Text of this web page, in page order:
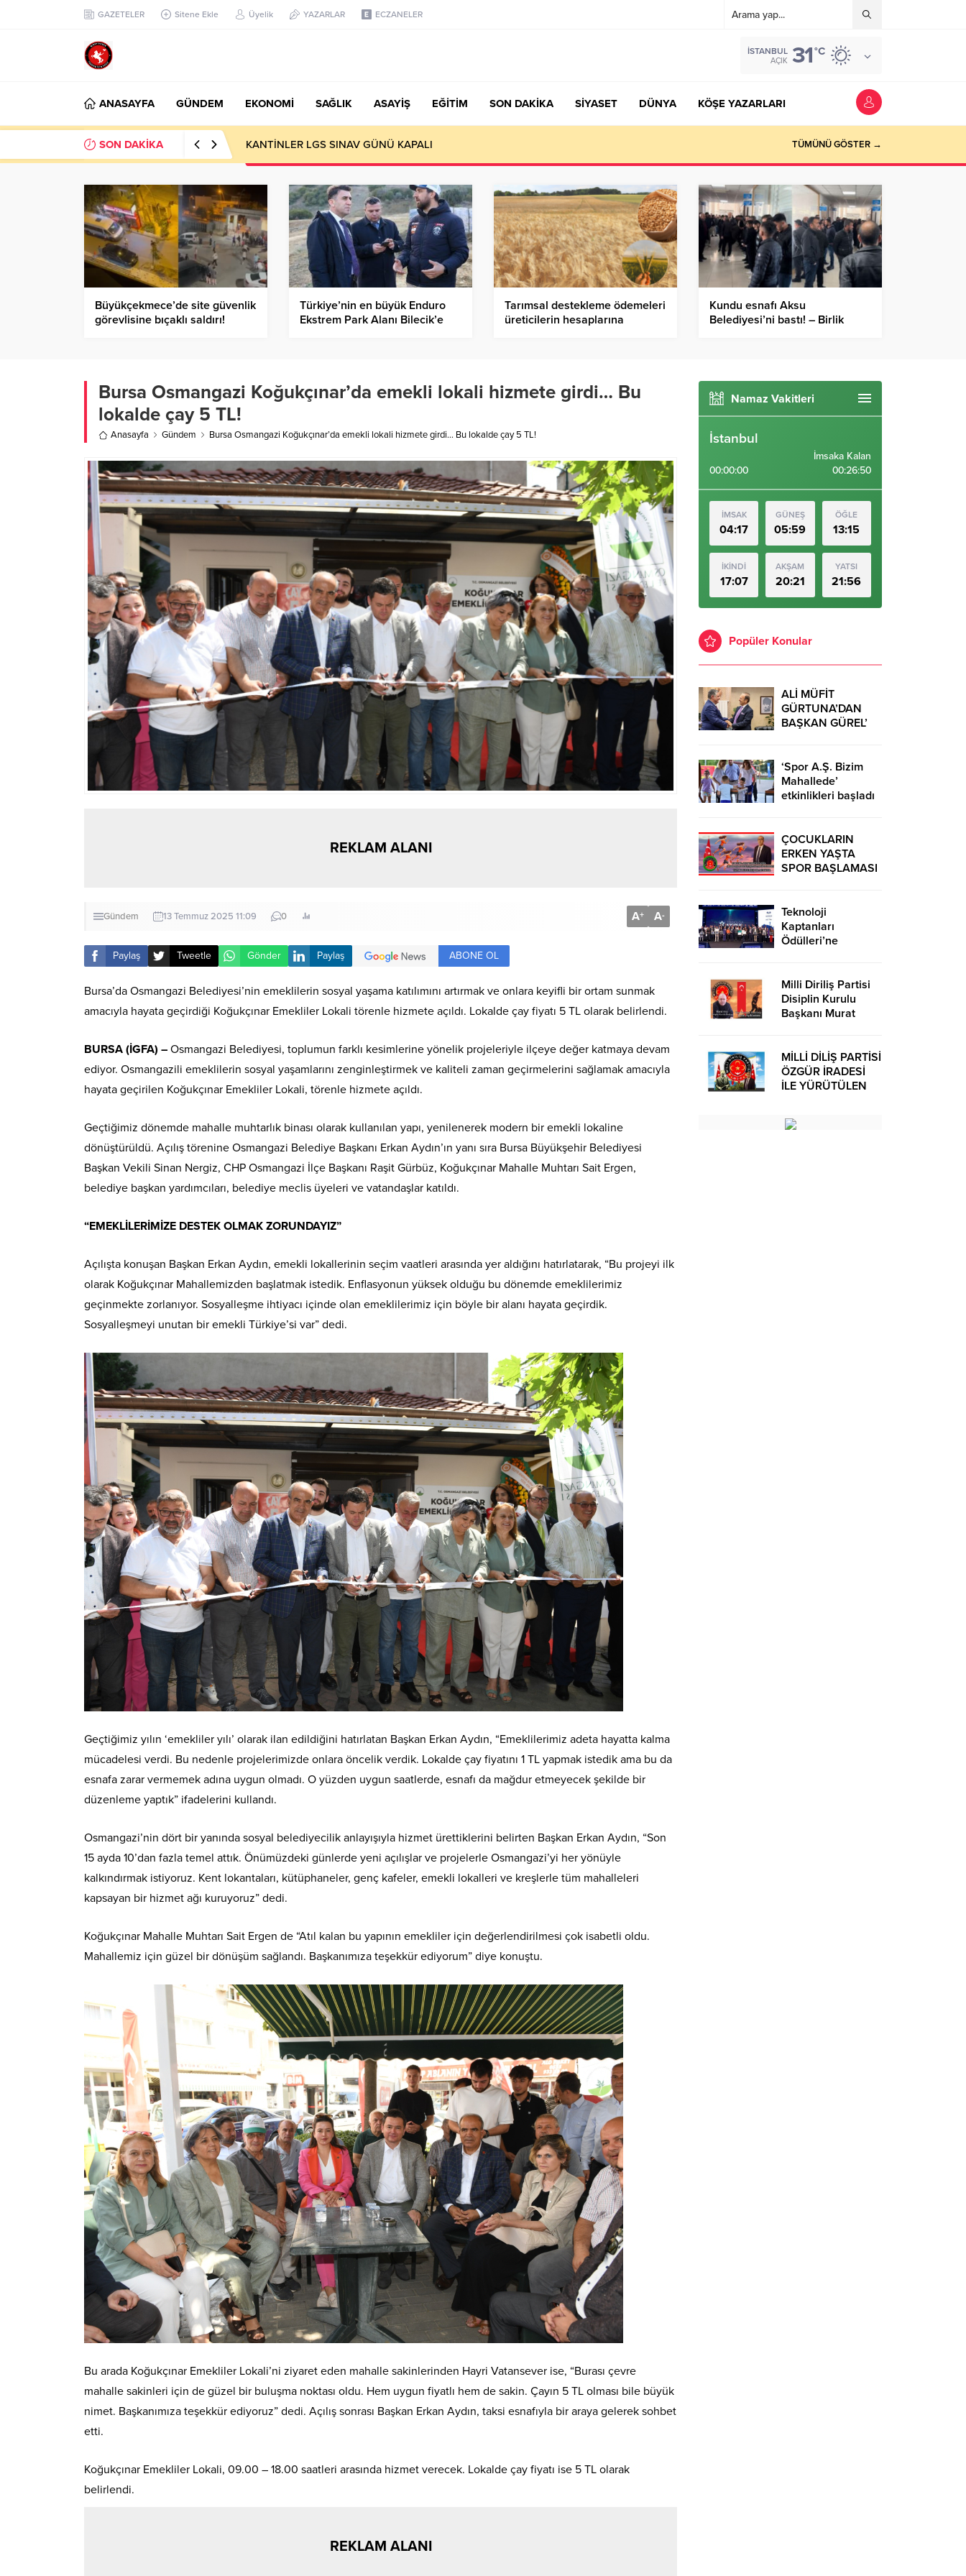
GAZETELER Sitene Ekle Üyelik YAZARLAR ECZANELER
İSTANBUL
AÇIK 31°C
ANASAYFA GÜNDEM EKONOMİ SAĞLIK ASAYİŞ EĞİTİM SON DAKİKA SİYASET DÜNYA KÖŞE YAZARLARI
SON DAKİKA KANTİNLER LGS SINAV GÜNÜ KAPALI TÜMÜNÜ GÖSTER →
Büyükçekmece’de site güvenlik
görevlisine bıçaklı saldırı!
Türkiye’nin en büyük Enduro
Ekstrem Park Alanı Bilecik’e
Tarımsal destekleme ödemeleri
üreticilerin hesaplarına
Kundu esnafı Aksu
Belediyesi’ni bastı! – Birlik
Bursa Osmangazi Koğukçınar’da emekli lokali hizmete girdi… Bu
lokalde çay 5 TL!
Anasayfa Gündem Bursa Osmangazi Koğukçınar’da emekli lokali hizmete girdi… Bu lokalde çay 5 TL!
REKLAM ALANI
Gündem 13 Temmuz 2025 11:09 0 A+ A-
Paylaş Tweetle Gönder Paylaş ABONE OL
Bursa’da Osmangazi Belediyesi’nin emeklilerin sosyal yaşama katılımını artırmak ve onlara keyifli bir ortam sunmak
amacıyla hayata geçirdiği Koğukçınar Emekliler Lokali törenle hizmete açıldı. Lokalde çay fiyatı 5 TL olarak belirlendi.
BURSA (İGFA) – Osmangazi Belediyesi, toplumun farklı kesimlerine yönelik projeleriyle ilçeye değer katmaya devam
ediyor. Osmangazili emeklilerin sosyal yaşamlarını zenginleştirmek ve kaliteli zaman geçirmelerini sağlamak amacıyla
hayata geçirilen Koğukçınar Emekliler Lokali, törenle hizmete açıldı.
Geçtiğimiz dönemde mahalle muhtarlık binası olarak kullanılan yapı, yenilenerek modern bir emekli lokaline
dönüştürüldü. Açılış törenine Osmangazi Belediye Başkanı Erkan Aydın’ın yanı sıra Bursa Büyükşehir Belediyesi
Başkan Vekili Sinan Nergiz, CHP Osmangazi İlçe Başkanı Raşit Gürbüz, Koğukçınar Mahalle Muhtarı Sait Ergen,
belediye başkan yardımcıları, belediye meclis üyeleri ve vatandaşlar katıldı.
“EMEKLİLERİMİZE DESTEK OLMAK ZORUNDAYIZ”
Açılışta konuşan Başkan Erkan Aydın, emekli lokallerinin seçim vaatleri arasında yer aldığını hatırlatarak, “Bu projeyi ilk
olarak Koğukçınar Mahallemizden başlatmak istedik. Enflasyonun yüksek olduğu bu dönemde emeklilerimiz
geçinmekte zorlanıyor. Sosyalleşme ihtiyacı içinde olan emeklilerimiz için böyle bir alanı hayata geçirdik.
Sosyalleşmeyi unutan bir emekli Türkiye’si var” dedi.
Geçtiğimiz yılın ‘emekliler yılı’ olarak ilan edildiğini hatırlatan Başkan Erkan Aydın, “Emeklilerimiz adeta hayatta kalma
mücadelesi verdi. Bu nedenle projelerimizde onlara öncelik verdik. Lokalde çay fiyatını 1 TL yapmak istedik ama bu da
esnafa zarar vermemek adına uygun olmadı. O yüzden uygun saatlerde, esnafı da mağdur etmeyecek şekilde bir
düzenleme yaptık” ifadelerini kullandı.
Osmangazi’nin dört bir yanında sosyal belediyecilik anlayışıyla hizmet ürettiklerini belirten Başkan Erkan Aydın, “Son
15 ayda 10’dan fazla temel attık. Önümüzdeki günlerde yeni açılışlar ve projelerle Osmangazi’yi her yönüyle
kalkındırmak istiyoruz. Kent lokantaları, kütüphaneler, genç kafeler, emekli lokalleri ve kreşlerle tüm mahalleleri
kapsayan bir hizmet ağı kuruyoruz” dedi.
Koğukçınar Mahalle Muhtarı Sait Ergen de “Atıl kalan bu yapının emekliler için değerlendirilmesi çok isabetli oldu.
Mahallemiz için güzel bir dönüşüm sağlandı. Başkanımıza teşekkür ediyorum” diye konuştu.
Bu arada Koğukçınar Emekliler Lokali’ni ziyaret eden mahalle sakinlerinden Hayri Vatansever ise, “Burası çevre
mahalle sakinleri için de güzel bir buluşma noktası oldu. Hem uygun fiyatlı hem de sakin. Çayın 5 TL olması bile büyük
nimet. Başkanımıza teşekkür ediyoruz” dedi. Açılış sonrası Başkan Erkan Aydın, taksi esnafıyla bir araya gelerek sohbet
etti.
Koğukçınar Emekliler Lokali, 09.00 – 18.00 saatleri arasında hizmet verecek. Lokalde çay fiyatı ise 5 TL olarak
belirlendi.
REKLAM ALANI
Namaz Vakitleri
İstanbul
00:00:00
İmsaka Kalan
00:26:48
İMSAK
04:17
GÜNEŞ
05:59
ÖĞLE
13:15
İKİNDİ
17:07
AKŞAM
20:21
YATSI
21:56
Popüler Konular
ALİ MÜFİT
GÜRTUNA’DAN
BAŞKAN GÜREL’
‘Spor A.Ş. Bizim
Mahallede’
etkinlikleri başladı
ÇOCUKLARIN
ERKEN YAŞTA
SPOR BAŞLAMASI
UZAK TUTUMUŞ
OLACAKTIR
Teknoloji
Kaptanları
Ödülleri’ne
Milli Diriliş Partisi
Disiplin Kurulu
Başkanı Murat
Basın Açıklaması
MİLLİ DİLİŞ PARTİSİ
ÖZGÜR İRADESİ
İLE YÜRÜTÜLEN
OLUŞUMUDUR